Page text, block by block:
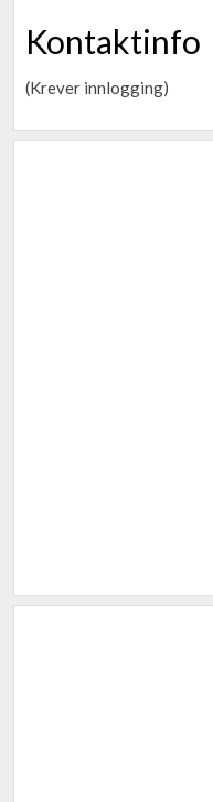
Kontaktinfo
(Krever innlogging)